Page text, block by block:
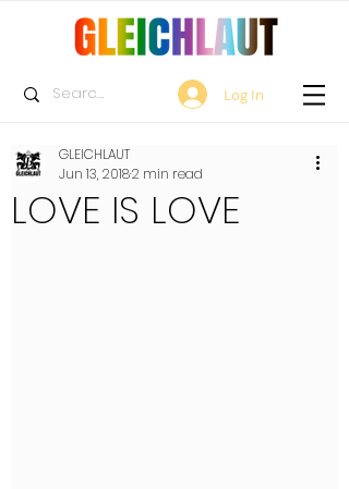
Log In
LOVE IS LOVE
GLEICHLAUT
Jun 13, 20182 min read